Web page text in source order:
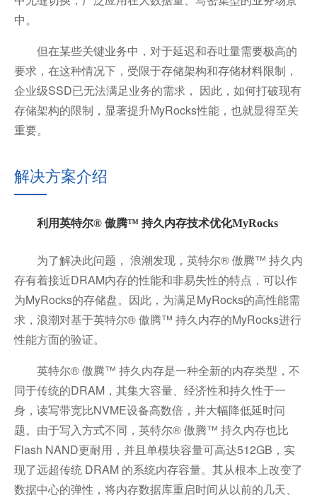
中。
但在某些关键业务中，对于延迟和吞吐量需要极高的
要求，在这种情况下，受限于存储架构和存储材料限制，
企业级SSD已无法满足业务的需求， 因此，如何打破现有
存储架构的限制，显著提升MyRocks性能，也就显得至关
重要。
解决方案介绍
利用英特尔® 傲腾™ 持久内存技术优化MyRocks
为了解决此问题， 浪潮发现，英特尔® 傲腾™ 持久内
存有着接近DRAM内存的性能和非易失性的特点，可以作
为MyRocks的存储盘。因此，为满足MyRocks的高性能需
求，浪潮对基于英特尔® 傲腾™ 持久内存的MyRocks进行
性能方面的验证。
英特尔® 傲腾™ 持久内存是一种全新的内存类型，不
同于传统的DRAM，其集大容量、经济性和持久性于一
身，读写带宽比NVME设备高数倍，并大幅降低延时问
题。由于写入方式不同，英特尔® 傲腾™ 持久内存也比
Flash NAND更耐用，并且单模块容量可高达512GB，实
现了远超传统 DRAM 的系统内存容量。其从根本上改变了
数据中心的弹性，将内存数据库重启时间从以前的几天、